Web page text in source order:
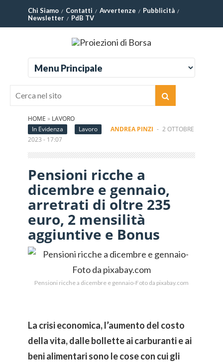
Chi Siamo Contatti Avvertenze
Pubblicità
Newsletter
PdB TV
HOME » LAVORO
In Evidenza
Lavoro ANDREA PINZI - 2 OTTOBRE
2023 - 17:07
Pensioni ricche a
dicembre e gennaio,
arretrati di oltre 235
euro, 2 mensilità
aggiuntive e Bonus
Pensioni ricche a dicembre e gennaio-Foto da pixabay.com
La crisi economica, l’aumento del costo
della vita, dalle bollette ai carburanti e ai
beni alimentari sono le cose con cui gli